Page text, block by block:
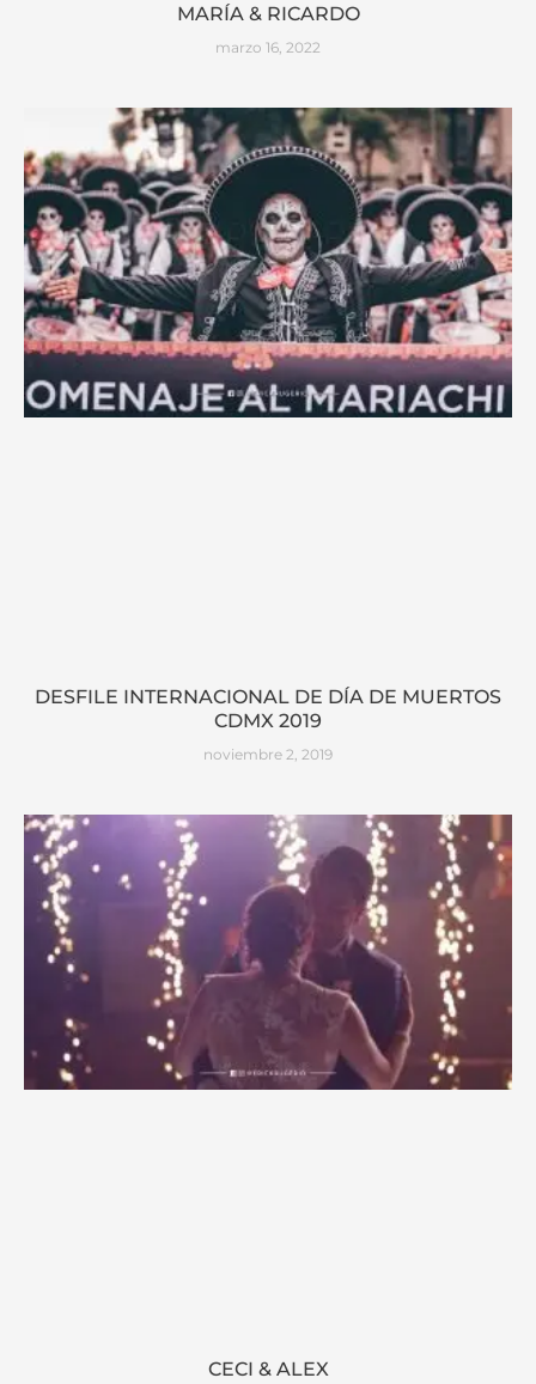
MARÍA & RICARDO
marzo 16, 2022
DESFILE INTERNACIONAL DE DÍA DE MUERTOS
CDMX 2019
noviembre 2, 2019
CECI & ALEX